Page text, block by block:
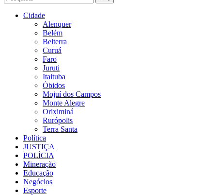
Cidade
Alenquer
Belém
Belterra
Curuá
Faro
Juruti
Itaituba
Óbidos
Mojuí dos Campos
Monte Alegre
Oriximiná
Rurópolis
Terra Santa
Política
JUSTIÇA
POLÍCIA
Mineração
Educação
Negócios
Esporte